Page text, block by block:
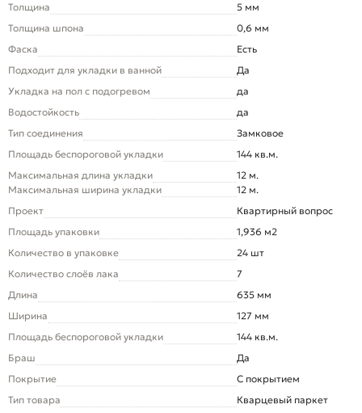
Толщина
5 мм
Толщина шпона
0,6 мм
Фаска
Есть
Подходит для укладки в ванной
Да
Укладка на пол c подогревом
да
Водостойкость
да
Тип соединения
Замковое
Площадь беспороговой укладки
144 кв.м.
Максимальная длина укладки
12 м.
Максимальная ширина укладки
12 м.
Проект
Квартирный вопрос
Площадь упаковки
1,936 м2
Количество в упаковке
24 шт
Количество слоёв лака
7
Длина
635 мм
Ширина
127 мм
Площадь беспороговой укладки
144 кв.м.
Браш
Да
Покрытие
С покрытием
Тип товара
Кварцевый паркет